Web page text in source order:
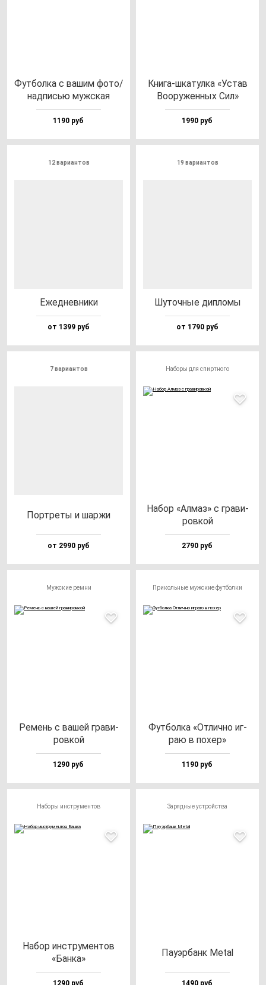
Фут­бол­ка с ва­шим фо­то/
над­писью муж­ская
1190 руб
Кни­га-шка­тул­ка «Устав
Воору­жен­ных Сил»
1990 руб
12 вариантов
Ежед­нев­ни­ки
от 1399 руб
19 вариантов
Шуточ­ные дип­ло­мы
от 1790 руб
7 вариантов
Пор­тре­ты и шар­жи
от 2990 руб
Наборы для спиртного
Набор «Алмаз» с гра­ви­
ров­кой
2790 руб
Мужские ремни
Ремень с ва­шей гра­ви­
ров­кой
1290 руб
Прикольные мужские футболки
Фут­бол­ка «Отлич­но иг­
раю в по­хер»
1190 руб
Наборы инструментов
Набор инс­тру­мен­тов
«Бан­ка»
1290 руб
Зарядные устройства
Пауэр­банк Metal
1490 руб